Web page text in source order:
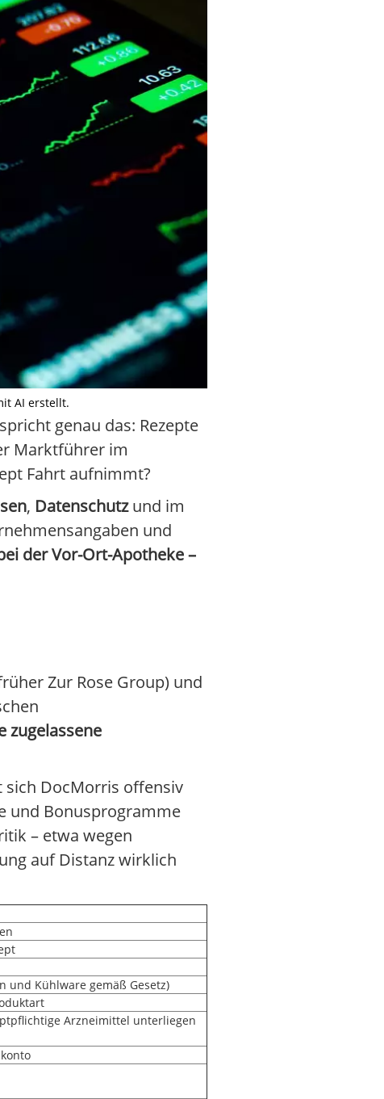
AI erstellt.
genau das: Rezepte
Marktführer im
Fahrt aufnimmt?
, Datenschutzund im
und
der Vor-Ort-Apotheke –
Zur Rose Group) und
zugelassene
sich DocMorris offensiv
und Bonusprogramme
– etwa wegen
auf Distanz wirklich
und Kühlware gemäß Gesetz)
Arzneimittel unterliegen